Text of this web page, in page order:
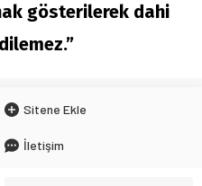
gösterilerek dahi
Sitene Ekle
İletişim